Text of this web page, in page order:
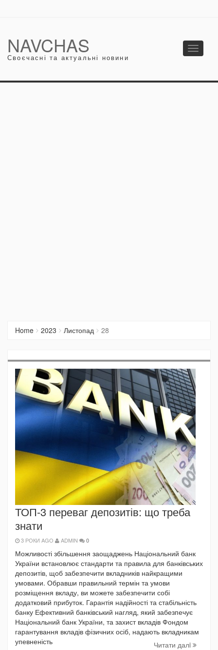
NAVCHAS
Своєчасні та актуальні новини
Toggle
Home 2023 Листопад 28
ТОП-3 переваг депозитів: що треба
знати
3 РОКИ AGO ADMIN 0
Можливості збільшення заощаджень Національний банк
України встановлює стандарти та правила для банківських
депозитів, щоб забезпечити вкладників найкращими
умовами. Обравши правильний термін та умови
розміщення вкладу, ви можете забезпечити собі
додатковий прибуток. Гарантія надійності та стабільність
банку Ефективний банківський нагляд, який забезпечує
Національний банк України, та захист вкладів Фондом
гарантування вкладів фізичних осіб, надають вкладникам
упевненість
Читати далi